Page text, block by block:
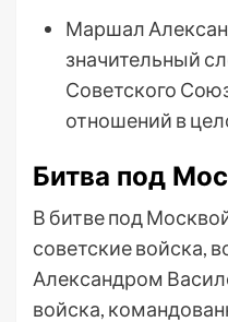
Маршал
значительный
Советского
отношений в
Битва под
В битве под
советские войска,
Александром
войска,